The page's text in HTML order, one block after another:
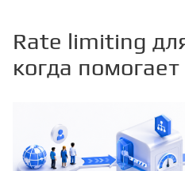
Rate limiting
когда